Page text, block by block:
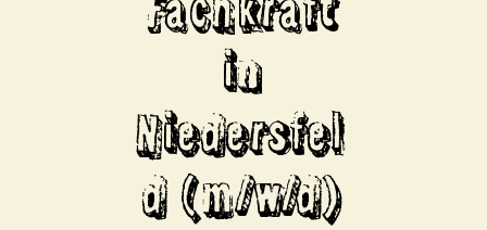
in
Niedersfel
d (m/w/d)